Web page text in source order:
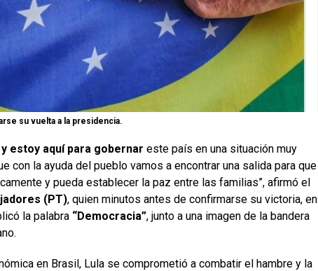
su vuelta a la presidencia.
estoy aquí para gobernar este país en una situación muy
con la ayuda del pueblo vamos a encontrar una salida para que
y pueda establecer la paz entre las familias”, afirmó el
(PT), quien minutos antes de confirmarse su victoria, en
la palabra “Democracia”, junto a una imagen de la bandera
en Brasil, Lula se comprometió a combatir el hambre y la